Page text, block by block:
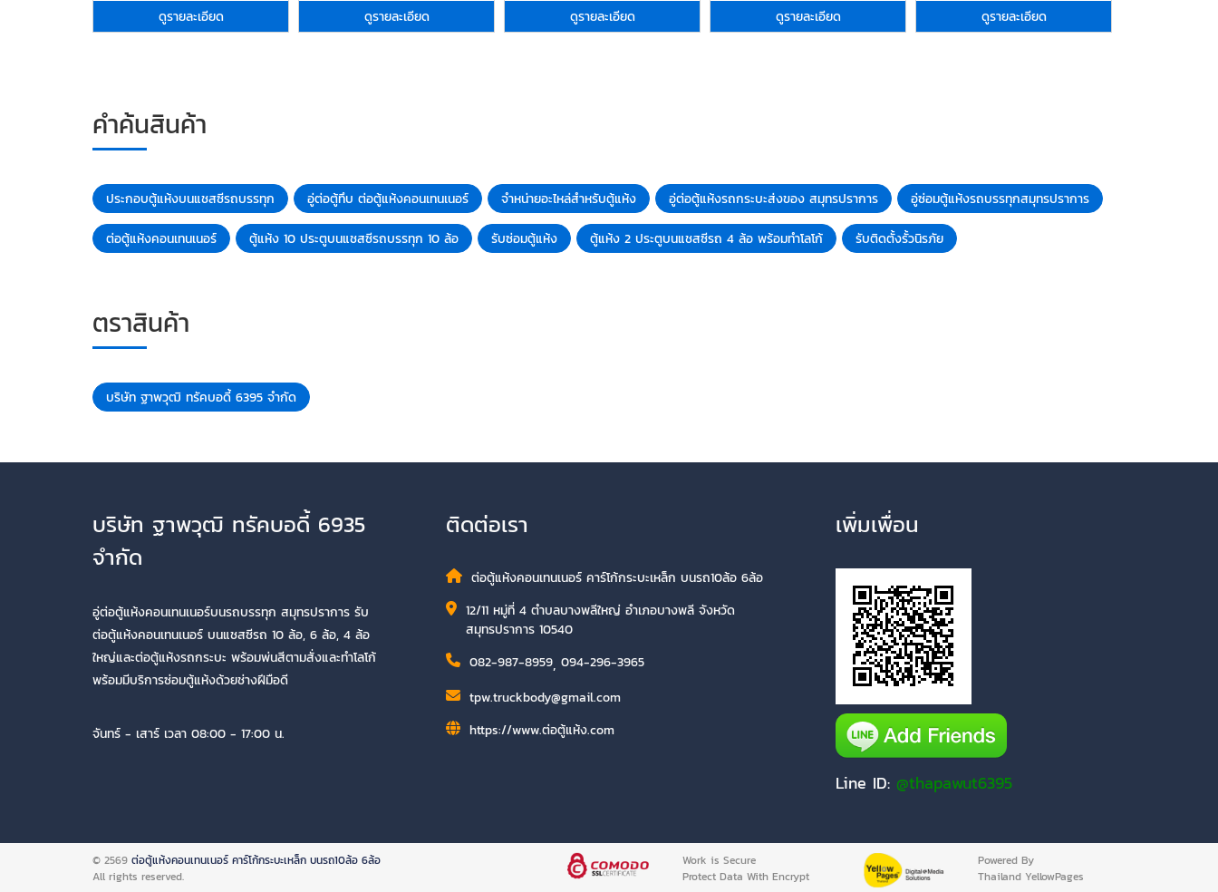
ดูรายละเอียด ดูรายละเอียด ดูรายละเอียด ดูรายละเอียด ดูรายละเอียด
คำค้นสินค้า
ประกอบตู้แห้งบนแชสซีรถบรรทุก อู่ต่อตู้ทึบ ต่อตู้แห้งคอนเทนเนอร์ จำหน่ายอะไหล่สำหรับตู้แห้ง อู่ต่อตู้แห้งรถกระบะส่งของ สมุทรปราการ อู่ซ่อมตู้แห้งรถบรรทุกสมุทรปราการ
ต่อตู้แห้งคอนเทนเนอร์ ตู้แห้ง 10 ประตูบนแชสซีรถบรรทุก 10 ล้อ รับซ่อมตู้แห้ง ตู้แห้ง 2 ประตูบนแชสซีรถ 4 ล้อ พร้อมทำโลโก้ รับติดตั้งรั้วนิรภัย
ตราสินค้า
บริษัท ฐาพวุฒิ ทรัคบอดี้ 6395 จำกัด
บริษัท ฐาพวุฒิ ทรัคบอดี้ 6935
จำกัด
อู่ต่อตู้แห้งคอนเทนเนอร์บนรถบรรทุก สมุทรปราการ รับ
ต่อตู้แห้งคอนเทนเนอร์ บนแชสซีรถ 10 ล้อ, 6 ล้อ, 4 ล้อ
ใหญ่และต่อตู้แห้งรถกระบะ พร้อมพ่นสีตามสั่งและทำโลโก้
พร้อมมีบริการซ่อมตู้แห้งด้วยช่างฝีมือดี
จันทร์ - เสาร์ เวลา 08:00 - 17:00 น.
ติดต่อเรา
ต่อตู้แห้งคอนเทนเนอร์ คาร์โก้กระบะเหล็ก บนรถ10ล้อ 6ล้อ
12/11 หมู่ที่ 4 ตำบลบางพลีใหญ่ อำเภอบางพลี จังหวัด
สมุทรปราการ 10540
082-987-8959, 094-296-3965
tpw.truckbody@gmail.com
https://www.ต่อตู้แห้ง.com
เพิ่มเพื่อน
Line ID: @thapawut6395
© 2569 ต่อตู้แห้งคอนเทนเนอร์ คาร์โก้กระบะเหล็ก บนรถ10ล้อ 6ล้อ
All rights reserved.
Work is Secure
Protect Data With Encrypt
Powered By
Thailand YellowPages